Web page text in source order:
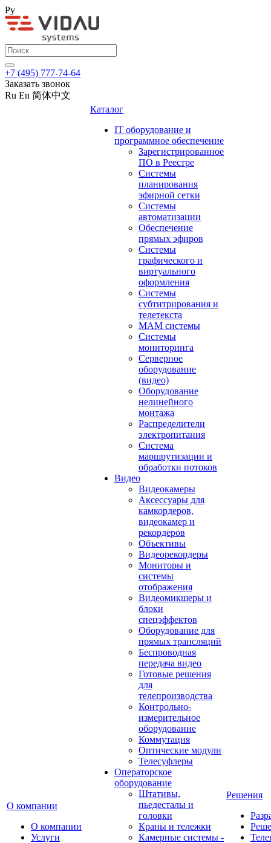
Ру
+7 (495) 777-74-64
Заказать звонок
Ru En 简体中文
О компании
О компании
Услуги
Каталог
IT оборудование и
программное обеспечение
Зарегистрированное
ПО в Реестре
Системы
планирования
эфирной сетки
Системы
автоматизации
Обеспечение
прямых эфиров
Системы
графического и
виртуального
оформления
Системы
субтитрирования и
телетекста
MAM системы
Системы
мониторинга
Серверное
оборудование
(видео)
Оборудование
нелинейного
монтажа
Распределители
электропитания
Система
маршрутизации и
обработки потоков
Видео
Видеокамеры
Аксессуары для
камкордеров,
видеокамер и
рекордеров
Объективы
Видеорекордеры
Мониторы и
системы
отображения
Видеомикшеры и
блоки
спецэффектов
Оборудование для
прямых трансляций
Беспроводная
передача видео
Готовые решения
для
телепроизводства
Контрольно-
измерительное
оборудование
Коммутация
Оптические модули
Телесуфлеры
Операторское
оборудование
Штативы,
пьедесталы и
головки
Краны и тележки
Камерные системы -
Решения